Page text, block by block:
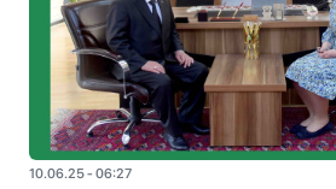
10.06.25 - 06:27